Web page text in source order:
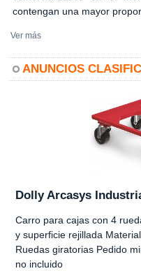
contengan una mayor
Ver más
ANUNCIOS
Dolly Arcasys
Carro para cajas con 4
y superficie rejillada
Ruedas giratorias Pedido
no incluido